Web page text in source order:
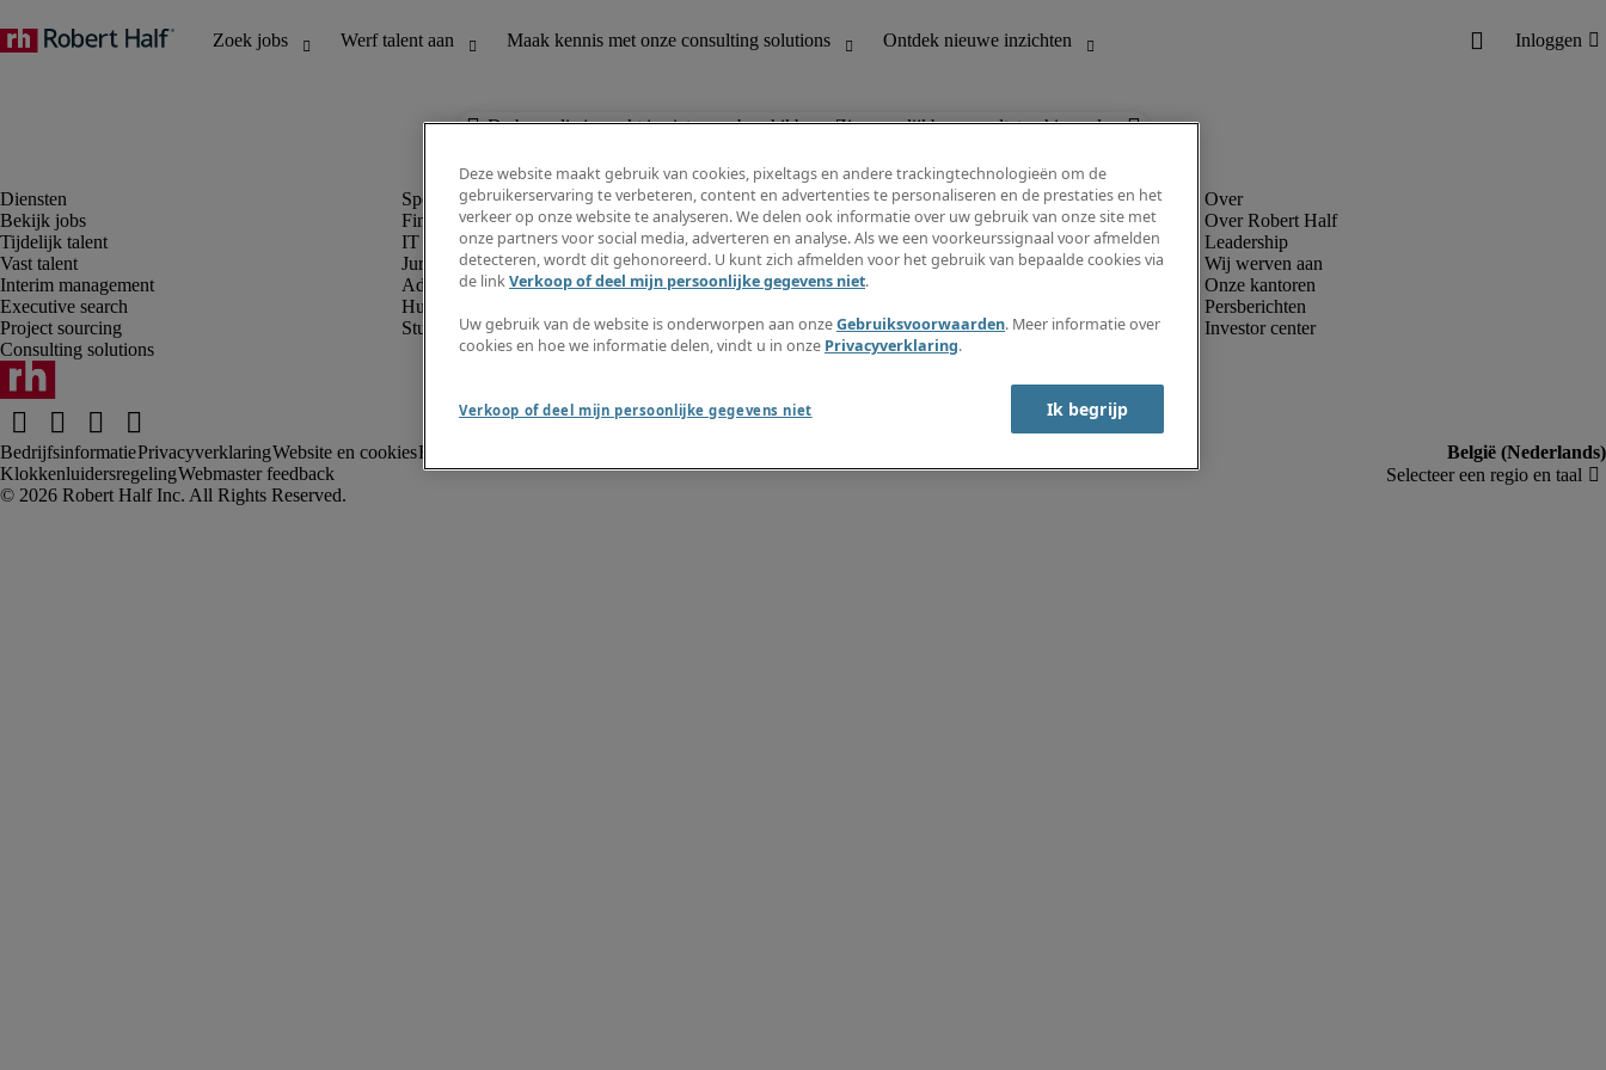
De baan die je zoekt is niet meer beschikbaar. Zie vergelijkbare resultaten hieronder.
Bekijk jobs
Tijdelijk talent
Vast talent
Interim management
Executive search
Project sourcing
Consulting solutions
Finance en boekhouding
IT en digital
Juridisch
Administratie en office support
Human resources
Student
Ontdek nieuwe inzichten
Jobomschrijvingen
Salarisgids
Timesheets
Maak een jobalert aan
Informatiecentrum
Over Robert Half
Leadership
Wij werven aan
Onze kantoren
Persberichten
Investor center
BedrijfsinformatiePrivacyverklaringWebsite en cookiesRekruteringsvoorwaarden
KlokkenluidersregelingWebmaster feedback
Deze website maakt gebruik van cookies, pixeltags en andere trackingtechnologieën om de
gebruikerservaring te verbeteren, content en advertenties te personaliseren en de prestaties en het
verkeer op onze website te analyseren. We delen ook informatie over uw gebruik van onze site met
onze partners voor social media, adverteren en analyse. Als we een voorkeurssignaal voor afmelden
detecteren, wordt dit gehonoreerd. U kunt zich afmelden voor het gebruik van bepaalde cookies via
de linkVerkoop of deel mijn persoonlijke gegevens niet.
Uw gebruik van de website is onderworpen aan onzeGebruiksvoorwaarden. Meer informatie over
cookies en hoe we informatie delen, vindt u in onze Privacyverklaring.
Verkoop of deel mijn persoonlijke gegevens niet Ik begrijp